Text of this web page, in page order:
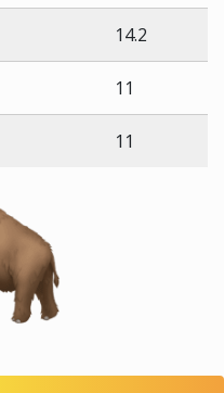
14.2
11
11